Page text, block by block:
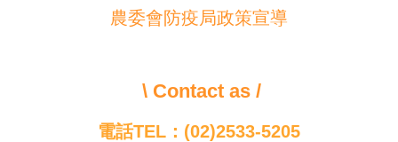
農委會防疫局政策宣導
\ Contact as /
電話TEL：(02)2533-5205